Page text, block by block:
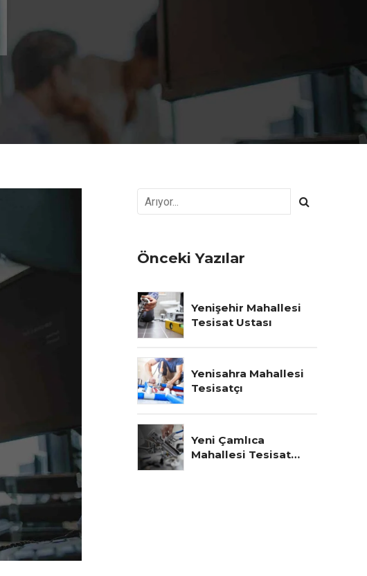
Önceki Yazılar
Yenişehir Mahallesi
Tesisat Ustası
Yenisahra Mahallesi
Tesisatçı
Yeni Çamlıca
Mahallesi Tesisat